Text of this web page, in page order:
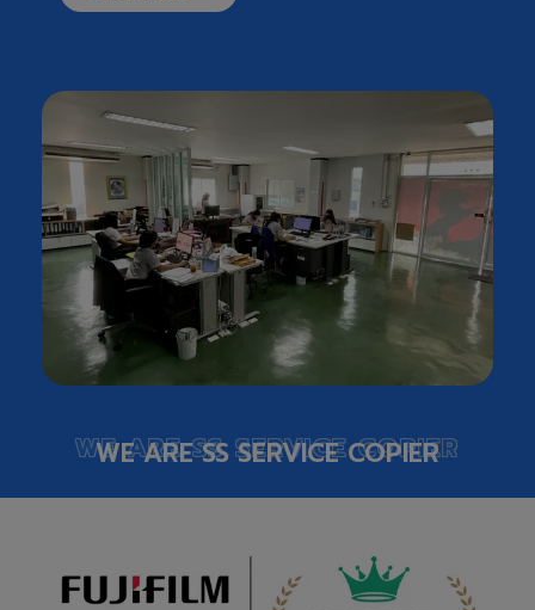
WE ARE SS SERVICE COPIER
WE ARE SS SERVICE COPIER